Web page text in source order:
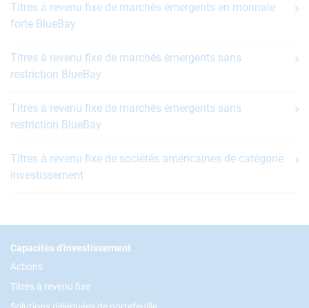
Titres à revenu fixe de marchés émergents en monnaie
forte BlueBay
Titres à revenu fixe de marchés émergents sans
restriction BlueBay
Titres à revenu fixe de marchés émergents sans
restriction BlueBay
Titres à revenu fixe de sociétés américaines de catégorie
investissement
Footer
Capacités d'investissement
Actions
Titres à revenu fixe